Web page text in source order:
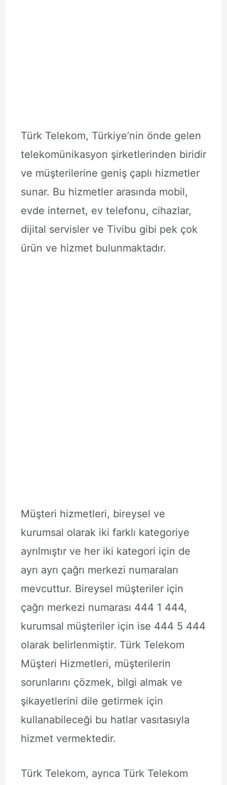
Türk Telekom, Türkiye’nin önde gelen
telekomünikasyon şirketlerinden biridir
ve müşterilerine geniş çaplı hizmetler
sunar. Bu hizmetler arasında mobil,
evde internet, ev telefonu, cihazlar,
dijital servisler ve Tivibu gibi pek çok
ürün ve hizmet bulunmaktadır.
Müşteri hizmetleri, bireysel ve
kurumsal olarak iki farklı kategoriye
ayrılmıştır ve her iki kategori için de
ayrı ayrı çağrı merkezi numaraları
mevcuttur. Bireysel müşteriler için
çağrı merkezi numarası 444 1 444,
kurumsal müşteriler için ise 444 5 444
olarak belirlenmiştir. Türk Telekom
Müşteri Hizmetleri, müşterilerin
sorunlarını çözmek, bilgi almak ve
şikayetlerini dile getirmek için
kullanabileceği bu hatlar vasıtasıyla
hizmet vermektedir.
Türk Telekom, ayrıca Türk Telekom